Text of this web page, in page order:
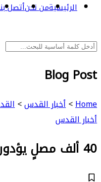
الرئيسيةمن نحنأتصل
Blog Post
Home
>أخبار القدس>
أخبار القدس
40 ألف مصلٍ يؤدون صلاة الجمعة في رحاب الأقصى